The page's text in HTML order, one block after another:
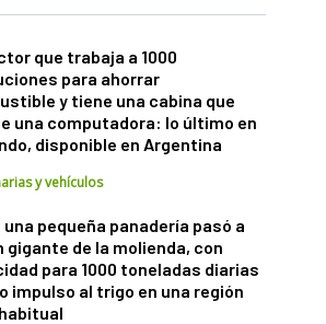
que trabaja a 1000
para ahorrar
y tiene una cabina que
una computadora: lo último en
disponible en Argentina
y vehículos
una pequeña panadería pasó a
gigante de la molienda, con
para 1000 toneladas diarias
impulso al trigo en una región